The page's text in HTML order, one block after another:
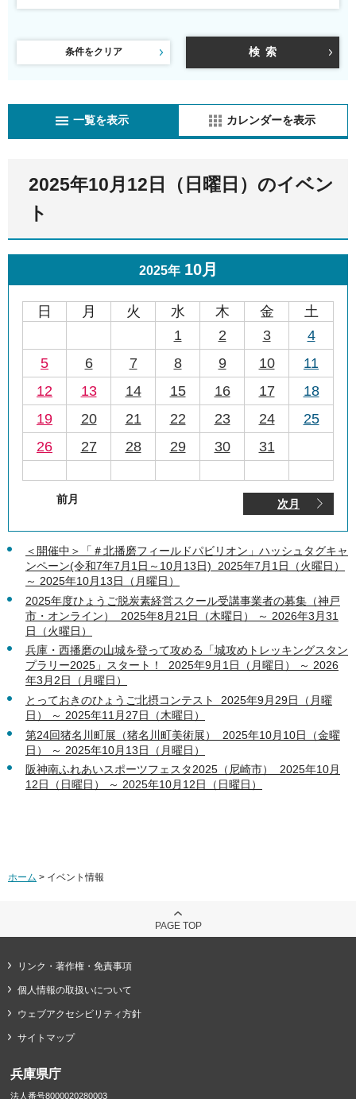
条件をクリア
一覧を表示 カレンダーを表示
2025年10月12日（日曜日）のイベン
ト
2025年 10月
日 月 火 水 木 金
土
1
2 3
4
5
6 7 8 9 10
11
12
13 14 15 16 17
18
19
20 21 22 23 24
25
26
27 28 29 30 31
前月 次月
＜開催中＞「＃北播磨フィールドパビリオン」ハッシュタグキャ
ンペーン(令和7年7月1日～10月13日) 2025年7月1日（火曜日）
～ 2025年10月13日（月曜日）
2025年度ひょうご脱炭素経営スクール受講事業者の募集（神戸
市・オンライン） 2025年8月21日（木曜日） ～ 2026年3月31
日（火曜日）
兵庫・西播磨の山城を登って攻める「城攻めトレッキングスタン
プラリー2025」スタート！ 2025年9月1日（月曜日） ～ 2026
年3月2日（月曜日）
とっておきのひょうご北摂コンテスト 2025年9月29日（月曜
日） ～ 2025年11月27日（木曜日）
第24回猪名川町展（猪名川町美術展） 2025年10月10日（金曜
日） ～ 2025年10月13日（月曜日）
阪神南ふれあいスポーツフェスタ2025（尼崎市） 2025年10月
12日（日曜日） ～ 2025年10月12日（日曜日）
ホーム > イベント情報
PAGE TOP
リンク・著作権・免責事項
個人情報の取扱いについて
ウェブアクセシビリティ方針
サイトマップ
兵庫県庁
法人番号8000020280003